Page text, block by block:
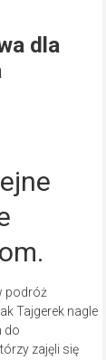
dla
podróż
Tajgerek nagle
do
zajęli się